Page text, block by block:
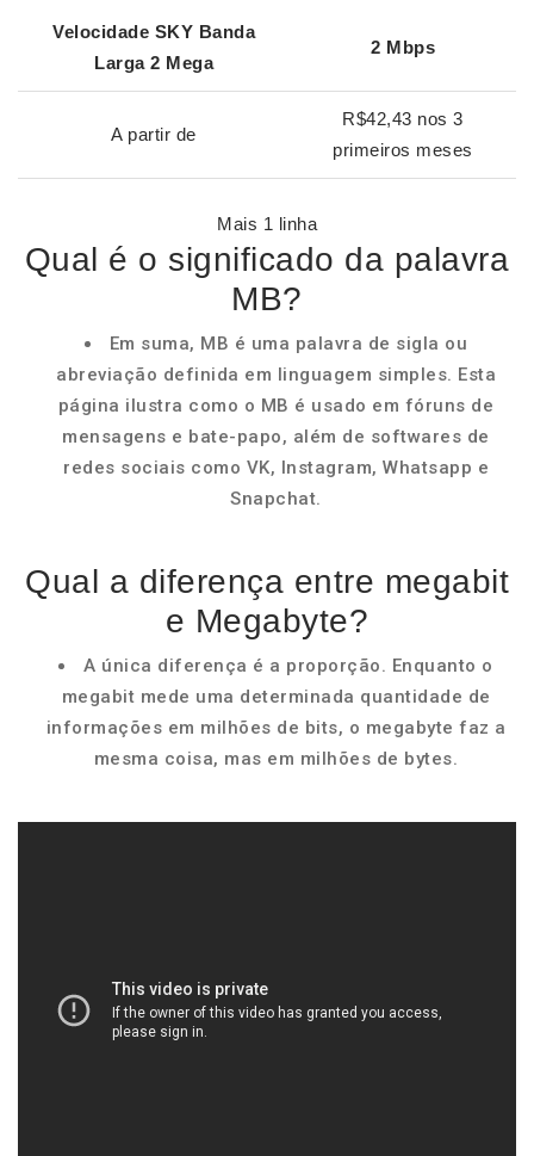
Velocidade SKY Banda
Larga 2 Mega
2 Mbps
A partir de
R$42,43 nos 3
primeiros meses
Mais 1 linha
Qual é o significado da palavra
MB?
Em suma, MB é uma palavra de sigla ou
abreviação definida em linguagem simples. Esta
página ilustra como o MB é usado em fóruns de
mensagens e bate-papo, além de softwares de
redes sociais como VK, Instagram, Whatsapp e
Snapchat.
Qual a diferença entre megabit
e Megabyte?
A única diferença é a proporção. Enquanto o
megabit mede uma determinada quantidade de
informações em milhões de bits, o megabyte faz a
mesma coisa, mas em milhões de bytes.